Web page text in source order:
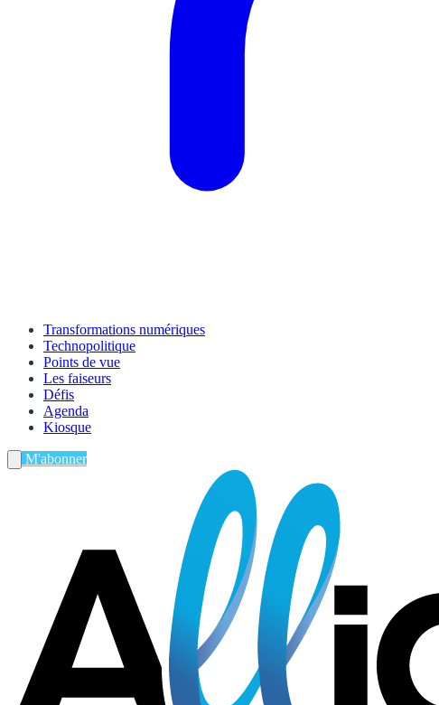
Transformations numériques
Technopolitique
Points de vue
Les faiseurs
Défis
Agenda
Kiosque
M'abonner